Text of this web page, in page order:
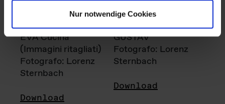
Nur notwendige Cookies
EVA Cucina
(Immagini ritagliati)
Fotografo: Lorenz
Sternbach
Download
GUSTAV
Fotografo: Lorenz
Sternbach
Download